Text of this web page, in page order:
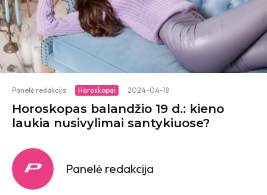
Panelė redakcija · Horoskopai · 2024-04-18
Horoskopas balandžio 19 d.: kieno
laukia nusivylimai santykiuose?
Panelė redakcija